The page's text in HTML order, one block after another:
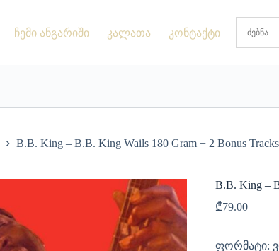
ჩემი ანგარიში კალათა კონტაქტი
B.B. King – B.B. King Wails 180 Gram + 2 Bonus Tracks
B.B. King –
₾79.00
ფორმატი: